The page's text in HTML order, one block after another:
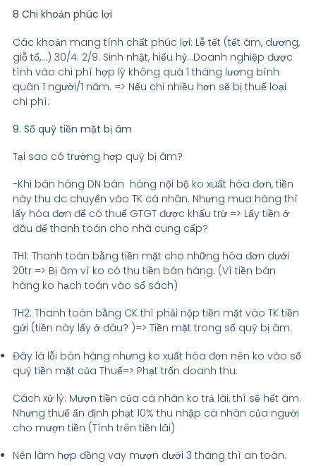
8 Chi khoản phúc lợi
Các khoản mang tính chất phúc lợi: Lễ tết (tết âm, dương,
giỗ tổ,…) 30/4. 2/9. Sinh nhật, hiếu hỷ…Doanh nghiệp được
tính vào chi phí hợp lý không quá 1 tháng lương bình
quân 1 người/1 năm. => Nếu chi nhiều hơn sẽ bị thuế loại
chi phí.
9. Sổ quỹ tiền mặt bị âm
Tại sao có trường hợp quỹ bị âm?
-Khi bán hàng DN bán hàng nội bộ ko xuất hóa đơn, tiền
này thu dc chuyển vào TK cá nhân. Nhưng mua hàng thì
lấy hóa đơn để có thuế GTGT được khấu trừ => Lấy tiền ở
đâu để thanh toán cho nhà cung cấp?
TH1: Thanh toán bằng tiền mặt cho những hóa đơn dưới
20tr => Bị âm vì ko có thu tiền bán hàng. (Vì tiền bán
hàng ko hạch toán vào sổ sách)
TH2: Thanh toán bằng CK thì phải nộp tiền mặt vào TK tiền
gửi (tiền này lấy ở đâu? )=> Tiền mặt trong sổ quỹ bị âm.
Đây là lỗi bán hàng nhưng ko xuất hóa đơn nên ko vào sổ
quỹ tiền mặt của Thuế=> Phạt trốn doanh thu.
Cách xử lý: Mượn tiền của cá nhân ko trả lãi, thì sẽ hết âm.
Nhưng thuế ấn định phạt 10% thu nhập cá nhân của người
cho mượn tiền (Tính trên tiền lãi)
Nên làm hợp đồng vay mượn dưới 3 tháng thì an toàn.